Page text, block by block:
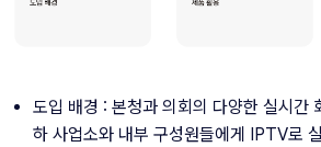
도입 배경 : 본청과 의회의 다양한 실시간
하 사업소와 내부 구성원들에게 IPTV로